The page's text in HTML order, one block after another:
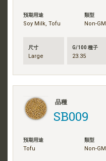
預期用途
Soy Milk, Tofu
類型
Non-GM
尺寸
Large
G/100 種子
23.35
品種
SB009
預期用途
Tofu
類型
Non-GM